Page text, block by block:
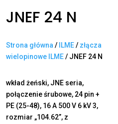
JNEF 24 N
Strona główna / ILME/ złącza
wielopinowe ILME/ JNEF 24 N
wkład żeński, JNE seria,
połączenie śrubowe, 24 pin +
PE (25-48), 16 A 500 V 6 kV 3,
rozmiar „104.62”, z